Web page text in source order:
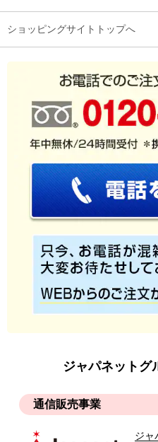
ショッピングサイトトップへ
ジャパネットグ
通信販売事業
ジャ